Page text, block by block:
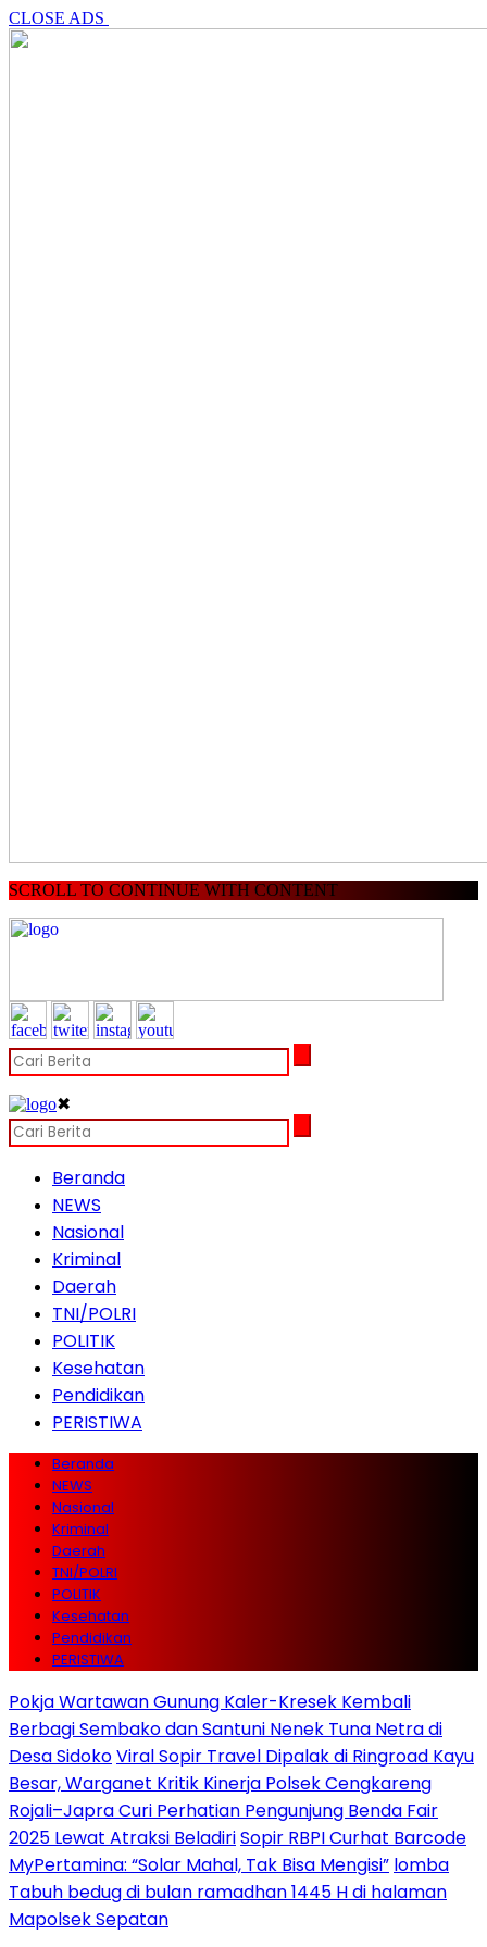
CLOSE ADS
SCROLL TO CONTINUE WITH CONTENT
✖
Beranda
NEWS
Nasional
Kriminal
Daerah
TNI/POLRI
POLITIK
Kesehatan
Pendidikan
PERISTIWA
Beranda
NEWS
Nasional
Kriminal
Daerah
TNI/POLRI
POLITIK
Kesehatan
Pendidikan
PERISTIWA
Pokja Wartawan Gunung Kaler-Kresek Kembali
Berbagi Sembako dan Santuni Nenek Tuna Netra di
Desa SidokoViral Sopir Travel Dipalak di Ringroad Kayu
Besar, Warganet Kritik Kinerja Polsek Cengkareng
Rojali–Japra Curi Perhatian Pengunjung Benda Fair
2025 Lewat Atraksi BeladiriSopir RBPI Curhat Barcode
MyPertamina: “Solar Mahal, Tak Bisa Mengisi” lomba
Tabuh bedug di bulan ramadhan 1445 H di halaman
Mapolsek Sepatan